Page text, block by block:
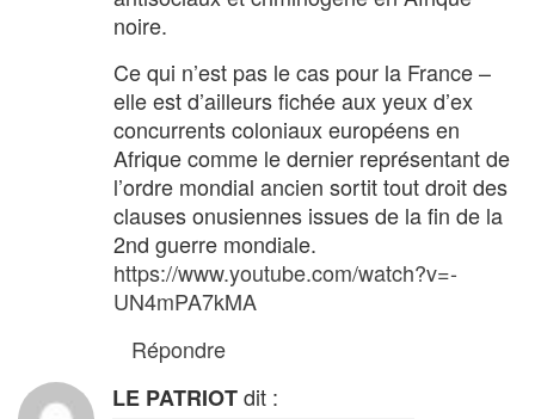
noire.
Ce qui n’est pas le cas pour la France –
elle est d’ailleurs fichée aux yeux d’ex
concurrents coloniaux européens en
Afrique comme le dernier représentant de
l’ordre mondial ancien sortit tout droit des
clauses onusiennes issues de la fin de la
2nd guerre mondiale.
https://www.youtube.com/watch?v=-
UN4mPA7kMA
Répondre
LE PATRIOTdit :